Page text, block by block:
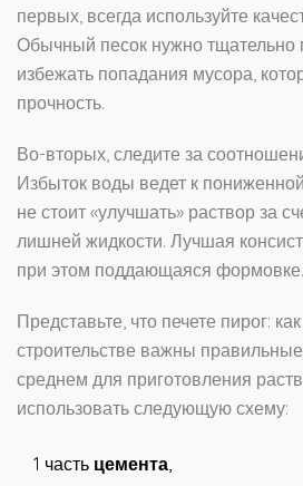
первых, всегда используйте
Обычный песок нужно тщательно
избежать попадания мусора,
прочность.
Во-вторых, следите за
Избыток воды ведет к
не стоит «улучшать» раствор за
лишней жидкости. Лучшая
при этом поддающаяся формовке.
Представьте, что печете пирог:
строительстве важны
среднем для приготовления
использовать следующую схему:
1 часть цемента,